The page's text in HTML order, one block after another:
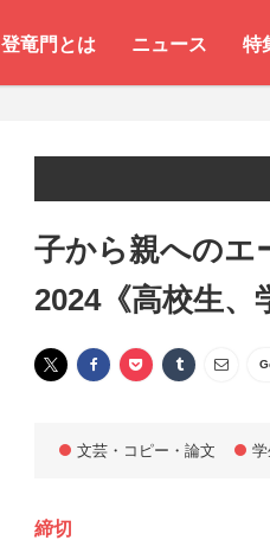
登竜門とは ニュース 特
子から親へのエ
2024《高校生、
文芸・コピー・論文
締切